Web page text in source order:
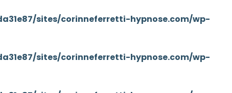
sites/corinneferretti-hypnose.com/wp-
sites/corinneferretti-hypnose.com/wp-